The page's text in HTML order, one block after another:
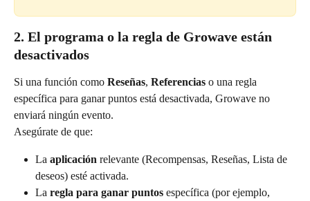
2. El programa o la regla de Growave están
desactivados
Si una función como Reseñas, Referencias o una regla
específica para ganar puntos está desactivada, Growave no
enviará ningún evento.
Asegúrate de que:
La aplicación relevante (Recompensas, Reseñas, Lista de
deseos) esté activada.
La regla para ganar puntos específica (por ejemplo,